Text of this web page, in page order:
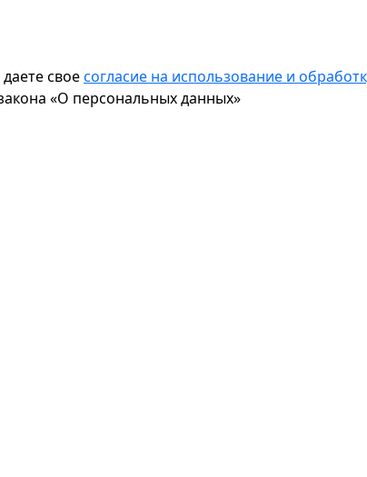
своесогласие на использование и
«О персональных данных»